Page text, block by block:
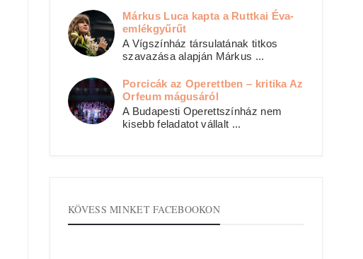
Márkus Luca kapta a Ruttkai Éva-
emlékgyűrűt
A Vígszínház társulatának titkos
szavazása alapján Márkus ...
Porcicák az Operettben – kritika Az
Orfeum mágusáról
A Budapesti Operettszínház nem
kisebb feladatot vállalt ...
KÖVESS MINKET FACEBOOKON